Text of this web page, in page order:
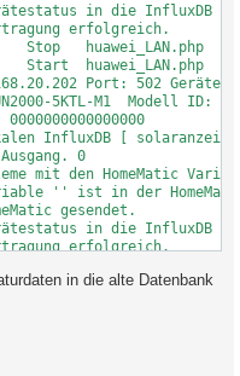
in die InfluxDB
erfolgreich.
Stop
Start
Port: 502
5KTL-M1  Modell ID:
InfluxDB [
0
mit den HomeMatic
'' ist in der
gesendet.
in die InfluxDB
erfolgreich.
Start
Port: 502
in die alte Datenbank